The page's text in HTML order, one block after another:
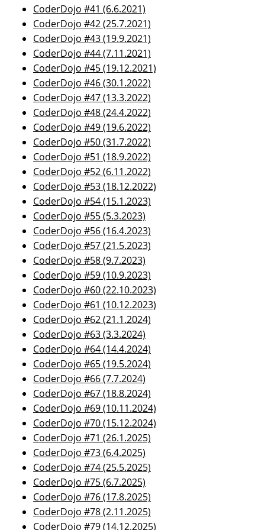
CoderDojo #41 (6.6.2021)
CoderDojo #42 (25.7.2021)
CoderDojo #43 (19.9.2021)
CoderDojo #44 (7.11.2021)
CoderDojo #45 (19.12.2021)
CoderDojo #46 (30.1.2022)
CoderDojo #47 (13.3.2022)
CoderDojo #48 (24.4.2022)
CoderDojo #49 (19.6.2022)
CoderDojo #50 (31.7.2022)
CoderDojo #51 (18.9.2022)
CoderDojo #52 (6.11.2022)
CoderDojo #53 (18.12.2022)
CoderDojo #54 (15.1.2023)
CoderDojo #55 (5.3.2023)
CoderDojo #56 (16.4.2023)
CoderDojo #57 (21.5.2023)
CoderDojo #58 (9.7.2023)
CoderDojo #59 (10.9.2023)
CoderDojo #60 (22.10.2023)
CoderDojo #61 (10.12.2023)
CoderDojo #62 (21.1.2024)
CoderDojo #63 (3.3.2024)
CoderDojo #64 (14.4.2024)
CoderDojo #65 (19.5.2024)
CoderDojo #66 (7.7.2024)
CoderDojo #67 (18.8.2024)
CoderDojo #69 (10.11.2024)
CoderDojo #70 (15.12.2024)
CoderDojo #71 (26.1.2025)
CoderDojo #73 (6.4.2025)
CoderDojo #74 (25.5.2025)
CoderDojo #75 (6.7.2025)
CoderDojo #76 (17.8.2025)
CoderDojo #78 (2.11.2025)
CoderDojo #79 (14.12.2025)